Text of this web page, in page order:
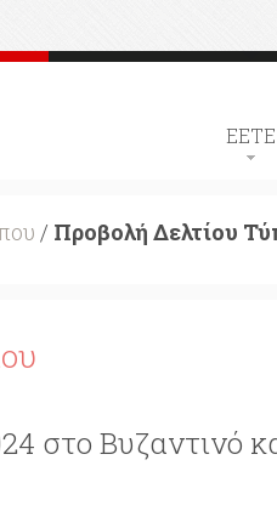
ΕΕΤΕ
/ Προβολή Δελτίου
στο Βυζαντινό